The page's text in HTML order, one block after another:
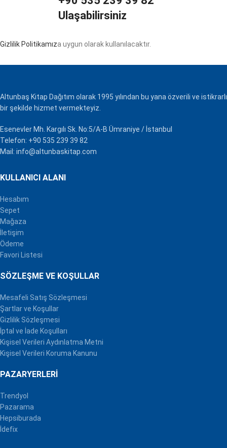
Ulaşabilirsiniz
Gizlilik Politikamıza uygun olarak kullanılacaktır.
Altunbaş Kitap Dağıtım olarak 1995 yılından bu yana özverili ve istikrarlı
bir şekilde hizmet vermekteyiz.
Esenevler Mh. Kargılı Sk. No:5/A-B Ümraniye / İstanbul
Telefon: +90 535 239 39 82
Mail: info@altunbaskitap.com
KULLANICI ALANI
Hesabım
Sepet
Mağaza
İletişim
Ödeme
Favori Listesi
SÖZLEŞME VE KOŞULLAR
Mesafeli Satış Sözleşmesi
Şartlar ve Koşullar
Gizlilik Sözleşmesi
İptal ve İade Koşulları
Kişisel Verileri Aydınlatma Metni
Kişisel Verileri Koruma Kanunu
PAZARYERLERI
Trendyol
Pazarama
Hepsiburada
İdefix